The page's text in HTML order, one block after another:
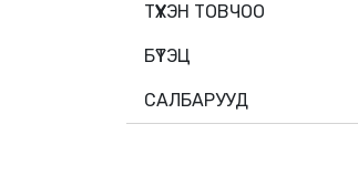
ТҮҮХЭН ТОВЧОО
БҮТЭЦ
САЛБАРУУД